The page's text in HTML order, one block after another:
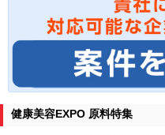
健康美容EXPO 原料特集